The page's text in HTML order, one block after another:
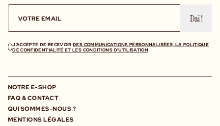
Dai !
J’ACCEPTE DE RECEVOIRDES COMMUNICATIONS PERSONNALISÉES, LA POLITIQUE
DE CONFIDENTIALITÉ ET LES CONDITIONS D’UTILISATION
NOTRE E-SHOP
FAQ & CONTACT
QUI SOMMES-NOUS ?
MENTIONS LÉGALES